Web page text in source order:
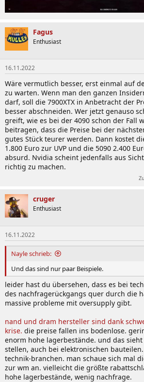
Fagus
Enthusiast
16.11.2022
Wäre vermutlich besser, erst einmal auf
zu warten. Wenn man den ganzen
darf, soll die 7900XTX in Anbetracht der
besser abschneiden. Wer jetzt genauso
greift, wie es bei der 4090 schon der Fall
beitragen, dass die Preise bei der
gutes Stück teurer werden. Dann kostet
1.800 Euro zur UVP und die 5090 2.400
absurd. Nvidia scheint jedenfalls aus
richtig zu machen.
cruger
Enthusiast
16.11.2022
Nayle schrieb:
Und das sind nur paar Beispiele.
leider hast du übersehen, dass es bei
des nachfragerückgangs quer durch die
massive probleme mit oversupply gibt.
nand und dram hersteller sind dank
krise. die preise fallen ins bodenlose.
enorm hohe lagerbestände. und das
stellen, auch bei elektronischen
technik-branchen. man schaue sich mal
zur wm an. vielleicht die größte
hohe lagerbestände, wenig nachfrage.